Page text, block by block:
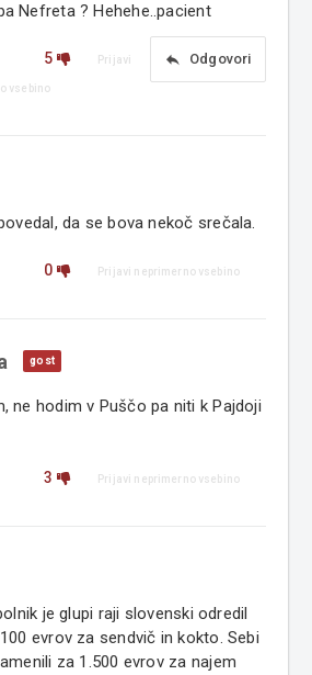
Nefreta ? Hehehe..pacient
5 reply Odgovori
Prijavi
vsebino
da se bova nekoč srečala.
0 Prijavi neprimerno vsebino
gost
ne hodim v Puščo pa niti k Pajdoji
3 Prijavi neprimerno vsebino
je glupi raji slovenski odredil
evrov za sendvič in kokto. Sebi
za 1.500 evrov za najem